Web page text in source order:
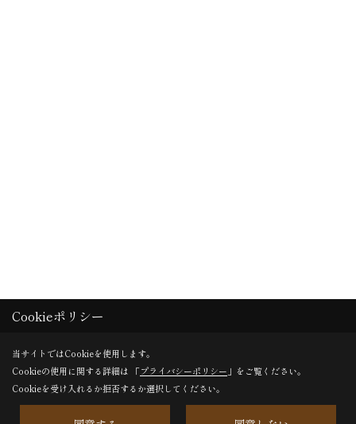
Cookieポリシー
当サイトではCookieを使用します。
Cookieの使用に関する詳細は 「プライバシーポリシー 」をご覧ください。
Cookieを受け入れるか拒否するか選択してください。